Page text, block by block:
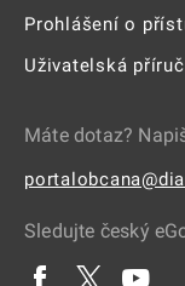
Prohlášení o
Uživatelská
Máte dotaz?
Sledujte český